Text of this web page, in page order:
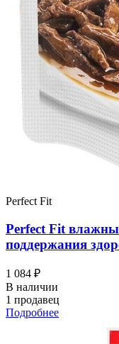
Perfect Fit
Perfect Fit
поддержания
1 084 ₽
В наличии
1 продавец
Подробнее